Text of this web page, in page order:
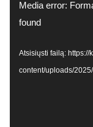
Video
grotuvas
Media error:
found
Atsisiųsti failą: https://
content/uploads/